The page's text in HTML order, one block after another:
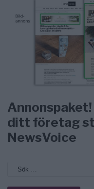
Annonspaket!
ditt företag
NewsVoice